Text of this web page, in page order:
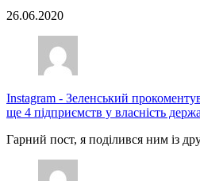
26.06.2020
Instagram - Зеленський
ще 4 підприємств у власність
Гарний пост, я поділився ним із